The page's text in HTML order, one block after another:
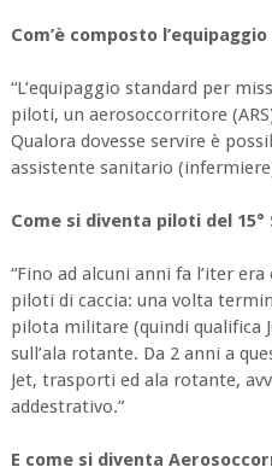
Com’è composto
“L’equipaggio standard per
piloti, un aerosoccorritore
Qualora dovesse servire è
assistente sanitario
Come si diventa piloti del 15°
“Fino ad alcuni anni fa l’iter
piloti di caccia: una volta
pilota militare (quindi qualifica
sull’ala rotante. Da 2 anni a
Jet, trasporti ed ala rotante,
addestrativo.”
E come si diventa